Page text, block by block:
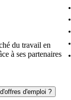
du travail en
à ses partenaires
d'emploi ?